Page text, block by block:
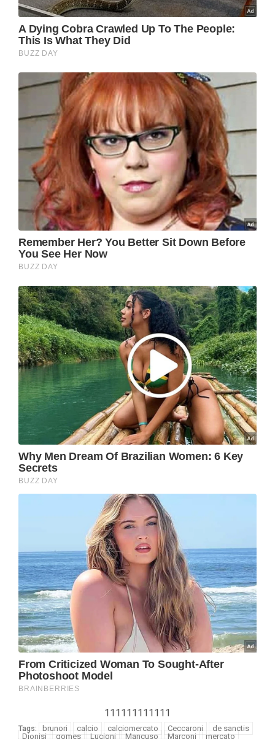
111111111111
Tags: brunori calcio calciomercato Ceccaroni
de sanctis
Dionisi
gomes Lucioni Mancuso Marconi
mercato